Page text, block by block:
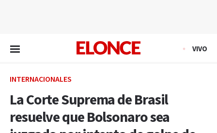
VIVO
INTERNACIONALES
La Corte Suprema de Brasil
resuelve que Bolsonaro sea